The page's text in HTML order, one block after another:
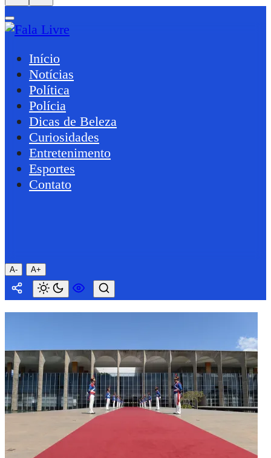
Início
Notícias
Política
Polícia
Dicas de Beleza
Curiosidades
Entretenimento
Esportes
Contato
A- A+